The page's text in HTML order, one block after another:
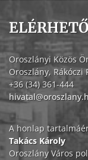
Oroszlányi Közös
Oroszlány, Rákóczi
+36 (34) 361-444
A honlap
Takács Károly
Oroszlány Város